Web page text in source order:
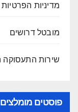
מדיניות הפרטיות
מובטל דרושים
שירות התעסוקה
פוסטים מומלצים